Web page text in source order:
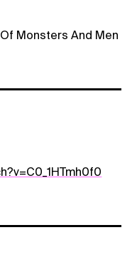
Monsters And Men